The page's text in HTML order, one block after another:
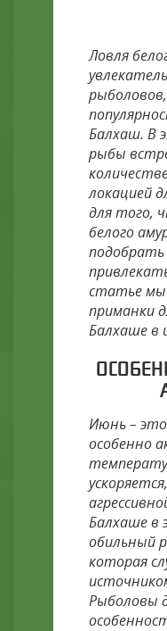
Ловля
Балхаш. В
рыбы
локацией
для того,
белого
статье мы
приманки
Балхаше в
Июнь – это
особенно
Балхаше в
обильный
которая
Рыболовы